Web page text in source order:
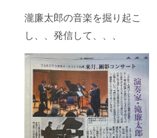
瀧廉太郎の音楽を掘り起こ
し、、発信して、、、